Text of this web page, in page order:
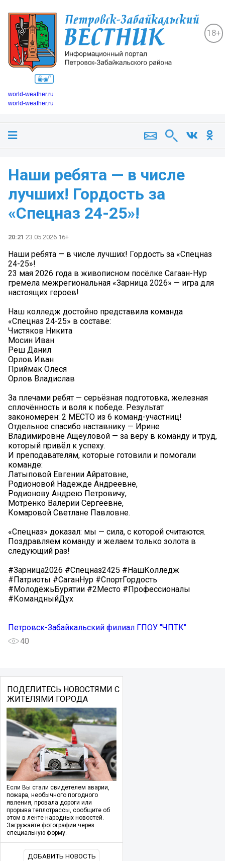
18+
world-weather.ru
world-weather.ru
Наши ребята — в числе
лучших! Гордость за
«Спецназ 24-25»!
20:21 23.05.2026 16+
Наши ребята — в числе лучших! Гордость за «Спецназ
24-25»!
23 мая 2026 года в живописном посёлке Сагаан-Нур
гремела межрегиональная «Зарница 2026» — игра для
настоящих героев! ️
Наш колледж достойно представила команда
«Спецназ 24-25» в составе:
Чистяков Никита
Мосин Иван
Реш Данил
Орлов Иван
Приймак Олеся
Орлов Владислав
За плечами ребят — серьёзная подготовка, железная
сплочённость и воля к победе. Результат
закономерен: 2 МЕСТО из 6 команд-участниц!
Отдельное спасибо наставнику — Ирине
Владимировне Ащеуловой — за веру в команду и труд,
который привёл к успеху.
И преподавателям, которые готовили и помогали
команде:
Латыповой Евгении Айратовне,
Родионовой Надежде Андреевне,
Родионову Андрею Петровичу,
Мотренко Валерии Сергеевне,
Комаровой Светлане Павловне.
«Спецназ» доказал: мы — сила, с которой считаются.
Поздравляем команду и желаем только золота в
следующий раз!
#Зарница2026 #Спецназ2425 #НашКолледж
#Патриоты #СаганНур #СпортГордость
#МолодёжьБурятии #2Место #Профессионалы
#КомандныйДух
Петровск-Забайкальский филиал ГПОУ "ЧПТК"
40
ПОДЕЛИТЕСЬ НОВОСТЯМИ С
ЖИТЕЛЯМИ ГОРОДА
Если Вы стали свидетелем аварии,
пожара, необычного погодного
явления, провала дороги или
прорыва теплотрассы, сообщите об
этом в ленте народных новостей.
Загружайте фотографии через
специальную форму.
ДОБАВИТЬ НОВОСТЬ